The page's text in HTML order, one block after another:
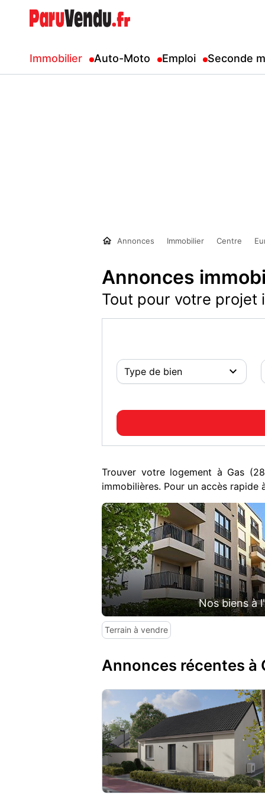
Immobilier Auto-Moto Emploi Seconde
Annonces Immobilier Centre
Annonces
Tout pour votre projet
Trouver votre logement à Gas
immobilières. Pour un accès
Nos biens à
Terrain à vendre
Annonces récentes à